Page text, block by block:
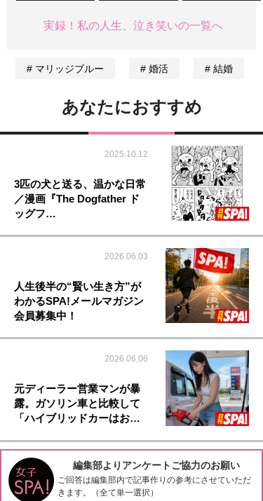
実録！私の人生、泣き笑いの一覧へ
マリッジブルー 婚活 結婚
あなたにおすすめ
2025.10.12
3匹の犬と送る、温かな日常
／漫画『The Dogfather ド
ッグフ…
2026.06.03
人生後半の“賢い生き方”が
わかるSPA!メールマガジン
会員募集中！
2026.06.06
元ディーラー営業マンが暴
露。ガソリン車と比較して
「ハイブリッドカーはお…